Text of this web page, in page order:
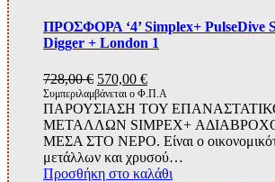
ΠΡΟΣΦΟΡΑ ‘4’ Simplex+ PulseDive
Digger + London 1
728,00€ Original
price
was:
728,00 €.
570,00 €Η
τρέχουσα
τιμή
είναι:
570,00 €.
Συμπεριλαμβάνεται ο Φ.Π.Α
ΠΑΡΟΥΣΙΑΣΗ ΤΟΥ
ΜΕΤΑΛΛΩΝ SIMPEX+
ΜΕΣΑ ΣΤΟ ΝΕΡΟ. Είναι ο
μετάλλων και χρυσού…
Προσθήκη στο καλάθι